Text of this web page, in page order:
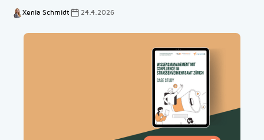
À propos de nous
Xenia Schmidt 24.4.2026